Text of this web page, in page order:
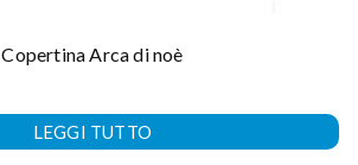
Copertina Arca di noè
LEGGI TUTTO